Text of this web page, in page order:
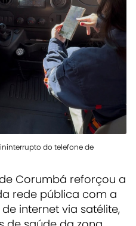
do telefone de
Corumbá reforçou a
rede pública com a
internet via satélite,